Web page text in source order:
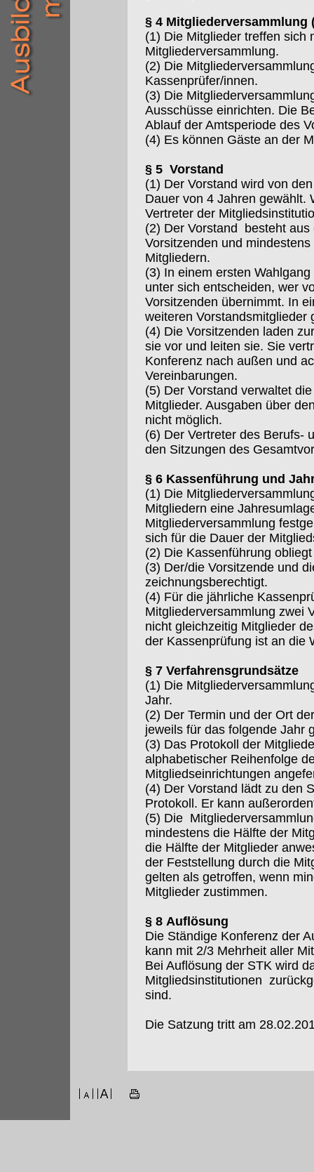
§ 4 Mitgliederversammlung
(1) Die Mitglieder treffen sich
Mitgliederversammlung.
(2) Die
Kassenprüfer/innen.
(3) Die
Ausschüsse einrichten. Die
Ablauf der Amtsperiode des
(4) Es können Gäste an der
§ 5 Vorstand
(1) Der Vorstand wird von
Dauer von 4 Jahren gewählt.
Vertreter der
(2) Der Vorstand besteht
Vorsitzenden und
Mitgliedern.
(3) In einem ersten
unter sich entscheiden, wer
Vorsitzenden übernimmt. In
weiteren Vorstandsmitglieder
(4) Die Vorsitzenden laden
sie vor und leiten sie. Sie
Konferenz nach außen und
Vereinbarungen.
(5) Der Vorstand verwaltet
Mitglieder. Ausgaben über
nicht möglich.
(6) Der Vertreter des Berufs-
den Sitzungen des
§ 6 Kassenführung und
(1) Die
Mitgliedern eine
Mitgliederversammlung
sich für die Dauer der
(2) Die Kassenführung
(3) Der/die Vorsitzende und
zeichnungsberechtigt.
(4) Für die jährliche
Mitgliederversammlung zwei
nicht gleichzeitig Mitglieder
der Kassenprüfung ist an die
§ 7 Verfahrensgrundsätze
(1) Die
Jahr.
(2) Der Termin und der Ort
jeweils für das folgende Jahr
(3) Das Protokoll der
alphabetischer Reihenfolge
Mitgliedseinrichtungen
(4) Der Vorstand lädt zu den
Protokoll. Er kann
(5) Die
mindestens die Hälfte der
die Hälfte der Mitglieder
der Feststellung durch die
gelten als getroffen, wenn
Mitglieder zustimmen.
§ 8 Auflösung
Die Ständige Konferenz der
kann mit 2/3 Mehrheit aller
Bei Auflösung der STK wird
Mitgliedsinstitutionen
sind.
Die Satzung tritt am